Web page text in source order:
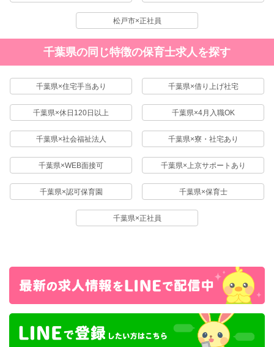
松戸市×正社員
千葉県の同じ特徴の保育士求人を探す
千葉県×住宅手当あり 千葉県×借り上げ社宅
千葉県×休日120日以上 千葉県×4月入職OK
千葉県×社会福祉法人 千葉県×寮・社宅あり
千葉県×WEB面接可 千葉県×上京サポートあり
千葉県×認可保育園 千葉県×保育士
千葉県×正社員